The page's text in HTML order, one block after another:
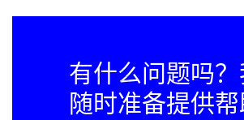
有什么问题吗？
随时准备提供帮